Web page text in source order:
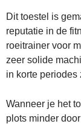
Dit toestel is
reputatie in de
roeitrainer voor
zeer solide
in korte periodes
Wanneer je het
plots minder